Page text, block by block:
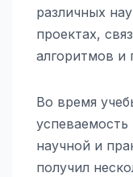
различных
проектах,
алгоритмов и
Во время
успеваемость
научной и
получил